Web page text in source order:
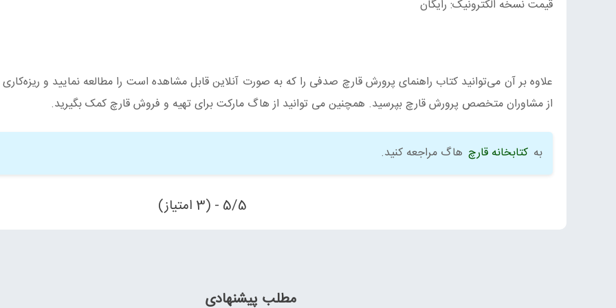
قیمت نسخه الکترونیک: رایگان
علاوه بر آن می‌توانید کتاب راهنمای پرورش قارچ صدفی را که به صورت آنلاین قابل مشاهده است را مطالعه نمایید و
از مشاوران متخصص پرورش قارچ بپرسید. همچنین می توانید از هاگ مارکت برای تهیه و فروش قارچ کمک بگیرید.
به کتابخانه قارچ هاگ مراجعه کنید.
5/5 - (3 امتیاز)
مطلب پیشنهادی